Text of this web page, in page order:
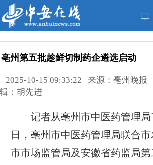
亳州第五批趁鲜切制药企遴选启动
2025-10-15 09:33:22 来源：亳州晚
辑：胡先进
记者从亳州市中医药管理局
日，亳州市中医药管理局联合市
市市场监管局及安徽省药监局